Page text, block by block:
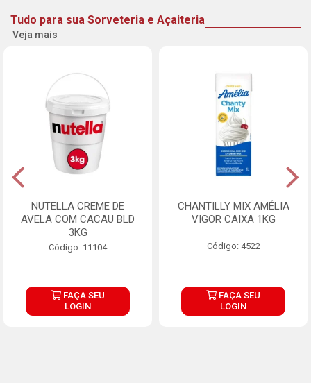
Tudo para sua Sorveteria e Açaiteria
Veja mais
NUTELLA CREME DE
AVELA COM CACAU BLD
3KG
Código: 11104
FAÇA SEU
LOGIN
CHANTILLY MIX AMÉLIA
VIGOR CAIXA 1KG
Código: 4522
FAÇA SEU
LOGIN